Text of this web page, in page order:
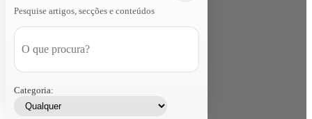
Pesquise artigos, secções e conteúdos
Categoria: